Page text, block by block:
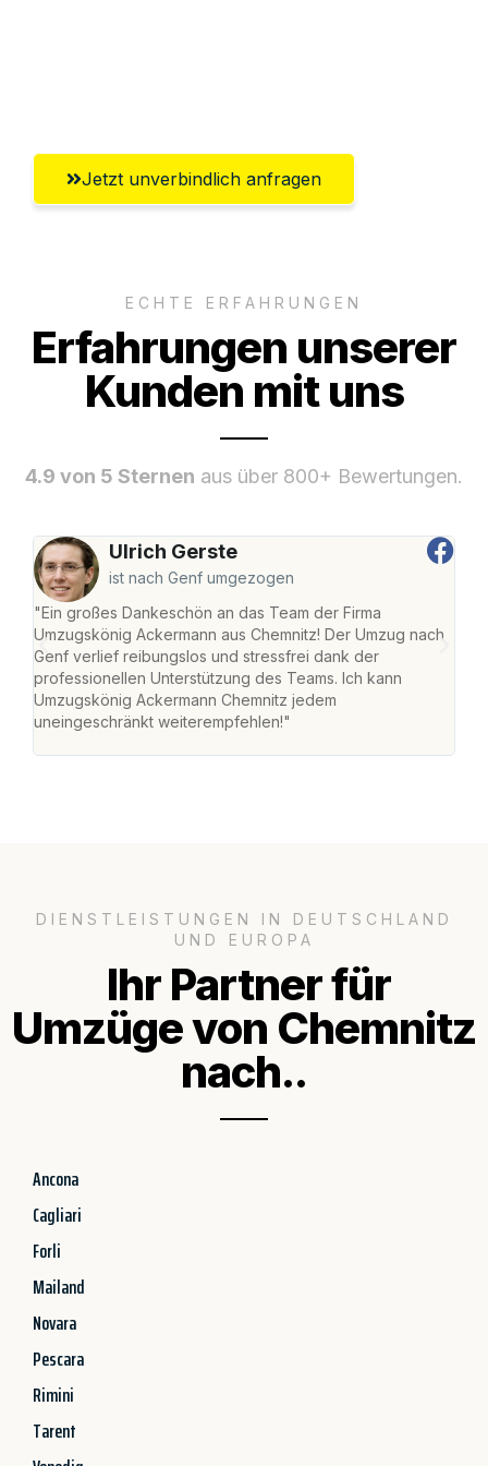
Jetzt unverbindlich anfragen
ECHTE ERFAHRUNGEN
Erfahrungen unserer
Kunden mit uns
4.9 von 5 Sternen aus über 800+ Bewertungen.
Ulrich Gerste
ist nach Genf umgezogen
"Ein großes Dankeschön an das Team der Firma
Umzugskönig Ackermann aus Chemnitz! Der Umzug nach
Genf verlief reibungslos und stressfrei dank der
professionellen Unterstützung des Teams. Ich kann
Umzugskönig Ackermann Chemnitz jedem
uneingeschränkt weiterempfehlen!"
DIENSTLEISTUNGEN IN DEUTSCHLAND
UND EUROPA
Ihr Partner für
Umzüge von Chemnitz
nach..
Ancona
Cagliari
Forli
Mailand
Novara
Pescara
Rimini
Tarent